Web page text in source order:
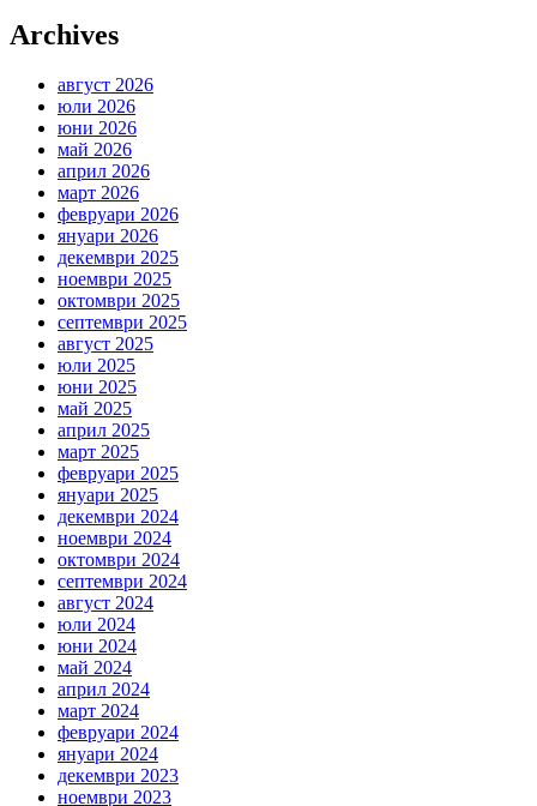
Archives
август 2026
юли 2026
юни 2026
май 2026
април 2026
март 2026
февруари 2026
януари 2026
декември 2025
ноември 2025
октомври 2025
септември 2025
август 2025
юли 2025
юни 2025
май 2025
април 2025
март 2025
февруари 2025
януари 2025
декември 2024
ноември 2024
октомври 2024
септември 2024
август 2024
юли 2024
юни 2024
май 2024
април 2024
март 2024
февруари 2024
януари 2024
декември 2023
ноември 2023